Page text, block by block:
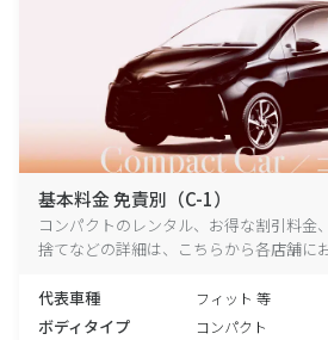
基本料金 免責別（C-1）
コンパクトのレンタル、お得な割引料金
捨てなどの詳細は、こちらから各店舗に
代表車種 フィット 等
ボディタイプ コンパクト